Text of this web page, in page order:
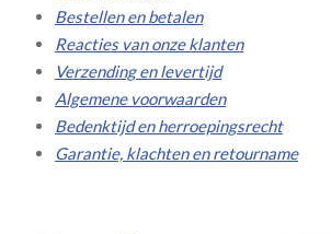
Bestellen en betalen
Reacties van onze klanten
Verzending en levertijd
Algemene voorwaarden
Bedenktijd en herroepingsrecht
Garantie, klachten en retourname